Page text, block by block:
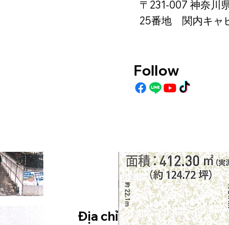
Địa chỉ
〒231-007 神奈川
25番地 関内キャ
Follow